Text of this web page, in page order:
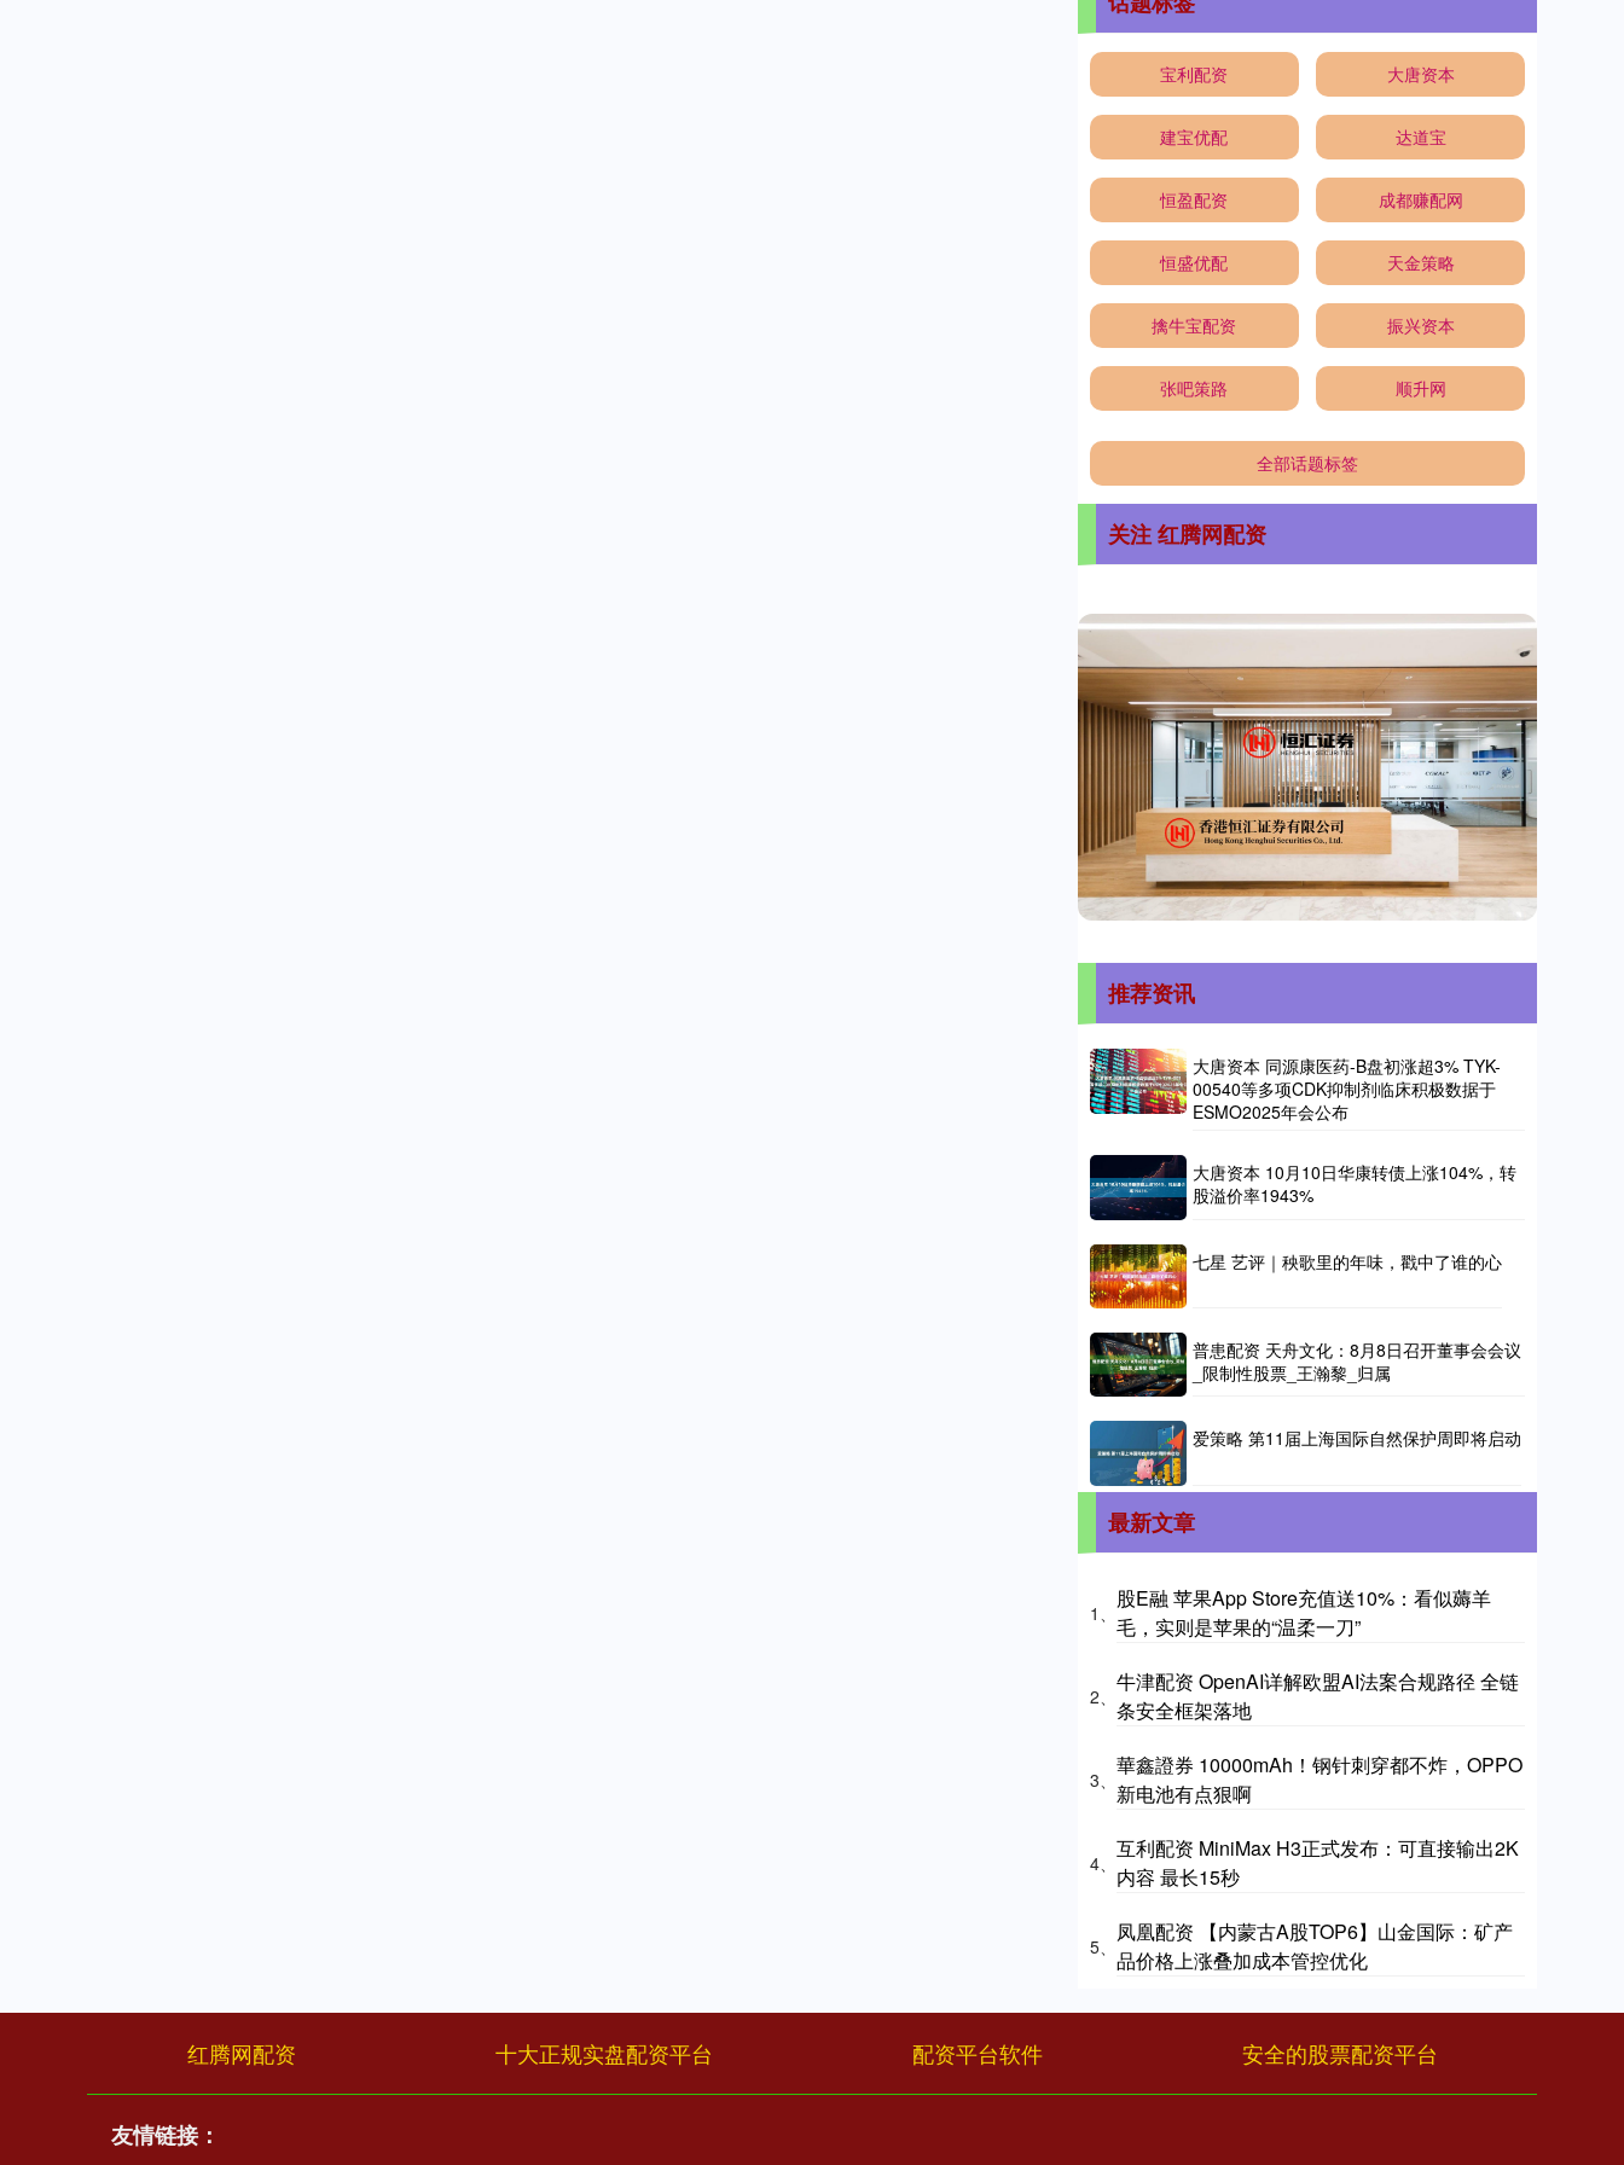
宝利配资 大唐资本
建宝优配 达道宝
恒盈配资 成都赚配网
恒盛优配 天金策略
擒牛宝配资 振兴资本
张吧策路 顺升网
全部话题标签
关注 红腾网配资
推荐资讯
大唐资本 同源康医药-B盘初涨超3% TYK-
00540等多项CDK抑制剂临床积极数据于
ESMO2025年会公布
大唐资本 10月10日华康转债上涨104%，转
股溢价率1943%
七星 艺评｜秧歌里的年味，戳中了谁的心
普患配资 天舟文化：8月8日召开董事会会议
_限制性股票_王瀚黎_归属
爱策略 第11届上海国际自然保护周即将启动
最新文章
1、
股E融 苹果App Store充值送10%：看似薅羊
毛，实则是苹果的“温柔一刀”
2、
牛津配资 OpenAI详解欧盟AI法案合规路径 全链
条安全框架落地
3、
華鑫證券 10000mAh！钢针刺穿都不炸，OPPO
新电池有点狠啊
4、
互利配资 MiniMax H3正式发布：可直接输出2K
内容 最长15秒
5、
凤凰配资 【内蒙古A股TOP6】山金国际：矿产
品价格上涨叠加成本管控优化
红腾网配资 十大正规实盘配资平台 配资平台软件 安全的股票配资平台
友情链接：